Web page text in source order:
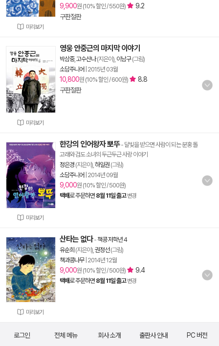
미리보기
9,900원 (10% 할인 / 550원)
9.2
구판절판
미리보기
영웅 안중근의 마지막 이야기
박삼중, 고수산나(지은이), 이남구(그림)
소담주니어 2015년 03월
10,800원 (10% 할인 / 600원)
8.8
구판절판
미리보기
한강의 인어왕자 뽀뚜- 달빛을 받으면 사람이 되는 분홍 돌
고래와 검도 소녀의 두근두근 사랑 이야기
정은경 (지은이), 하일권 (그림)
소담주니어 2014년 09월
9,000원 (10% 할인 / 500원)
택배로 주문하면 8월 11일 출고 변경
미리보기
산타는 없다- 책콩 저학년 4
유순희 (지은이), 권정선(그림)
책과콩나무| 2014년 12월
9,000원 (10% 할인 / 500원) 9.4
택배로 주문하면 8월 11일 출고 변경
로그인 전체 메뉴 회사 소개 출판사 안내 PC 버전